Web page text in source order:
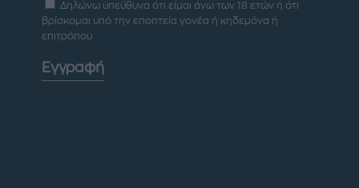
Δηλώνω υπεύθυνα ότι είμαι άνω των 18 ετών ή ότι
βρίσκομαι υπό την εποπτεία γονέα ή κηδεμόνα ή
επιτρόπου
Εγγραφή